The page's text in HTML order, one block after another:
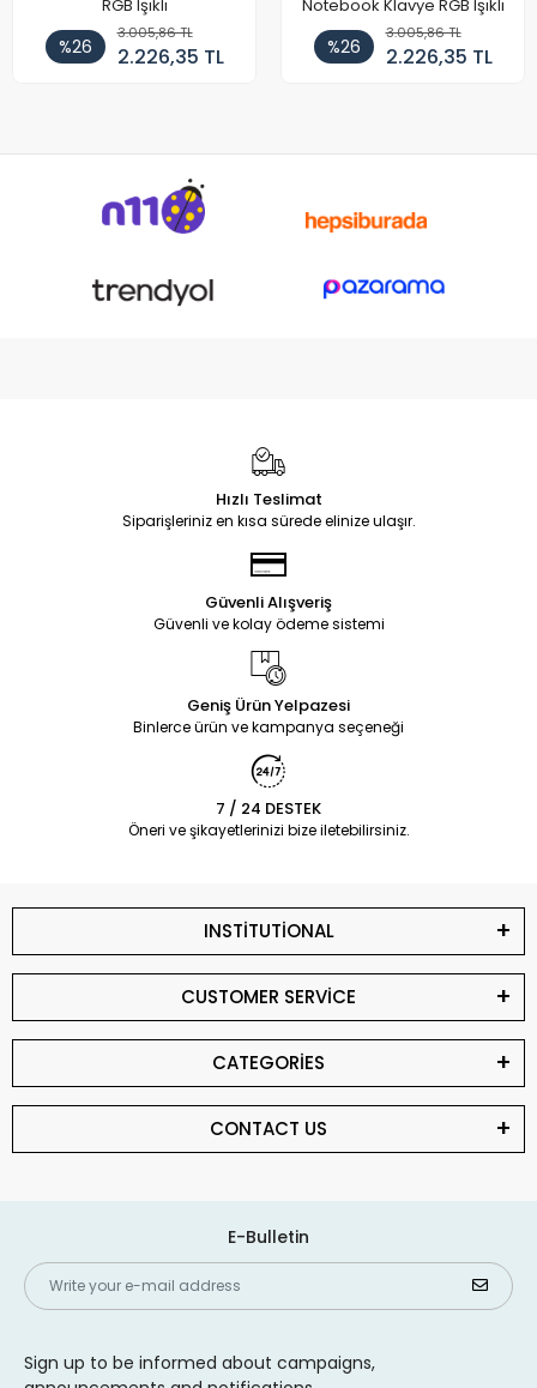
RGB Işıklı
%26
3.005,86 TL
2.226,35 TL
Notebook Klavye RGB Işıklı
%26
3.005,86 TL
2.226,35 TL
Hızlı Teslimat
Siparişleriniz en kısa sürede elinize ulaşır.
Güvenli Alışveriş
Güvenli ve kolay ödeme sistemi
Geniş Ürün Yelpazesi
Binlerce ürün ve kampanya seçeneği
7 / 24 DESTEK
Öneri ve şikayetlerinizi bize iletebilirsiniz.
INSTİTUTİONAL
CUSTOMER SERVİCE
CATEGORİES
CONTACT US
E-Bulletin
Sign up to be informed about campaigns,